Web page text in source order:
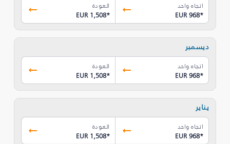
اتجاه واحد
EUR 968*
العودة
EUR 1,508*
ديسمبر
اتجاه واحد
EUR 968*
العودة
EUR 1,508*
يناير
اتجاه واحد
EUR 968*
العودة
EUR 1,508*